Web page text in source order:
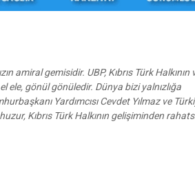
amiral gemisidir. UBP, Kıbrıs Türk Halkının
ele, gönül gönüledir. Dünya bizi yalnızlığa
Yardımcısı Cevdet Yılmaz ve
Kıbrıs Türk Halkının gelişiminden